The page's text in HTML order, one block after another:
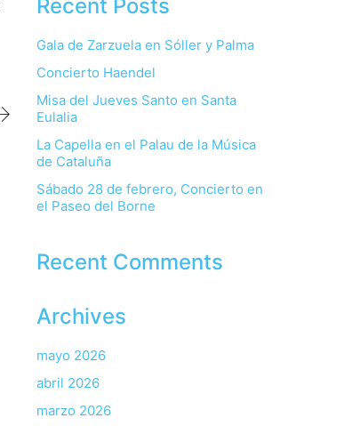
Recent Posts
Gala de Zarzuela en Sóller y Palma
Concierto Haendel
Misa del Jueves Santo en Santa
Eulalia
La Capella en el Palau de la Música
de Cataluña
Sábado 28 de febrero, Concierto en
el Paseo del Borne
Recent Comments
Archives
mayo 2026
abril 2026
marzo 2026